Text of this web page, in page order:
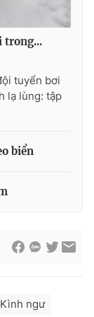
trong...
tuyển bơi
lạ lùng: tập
biển
Kình ngư